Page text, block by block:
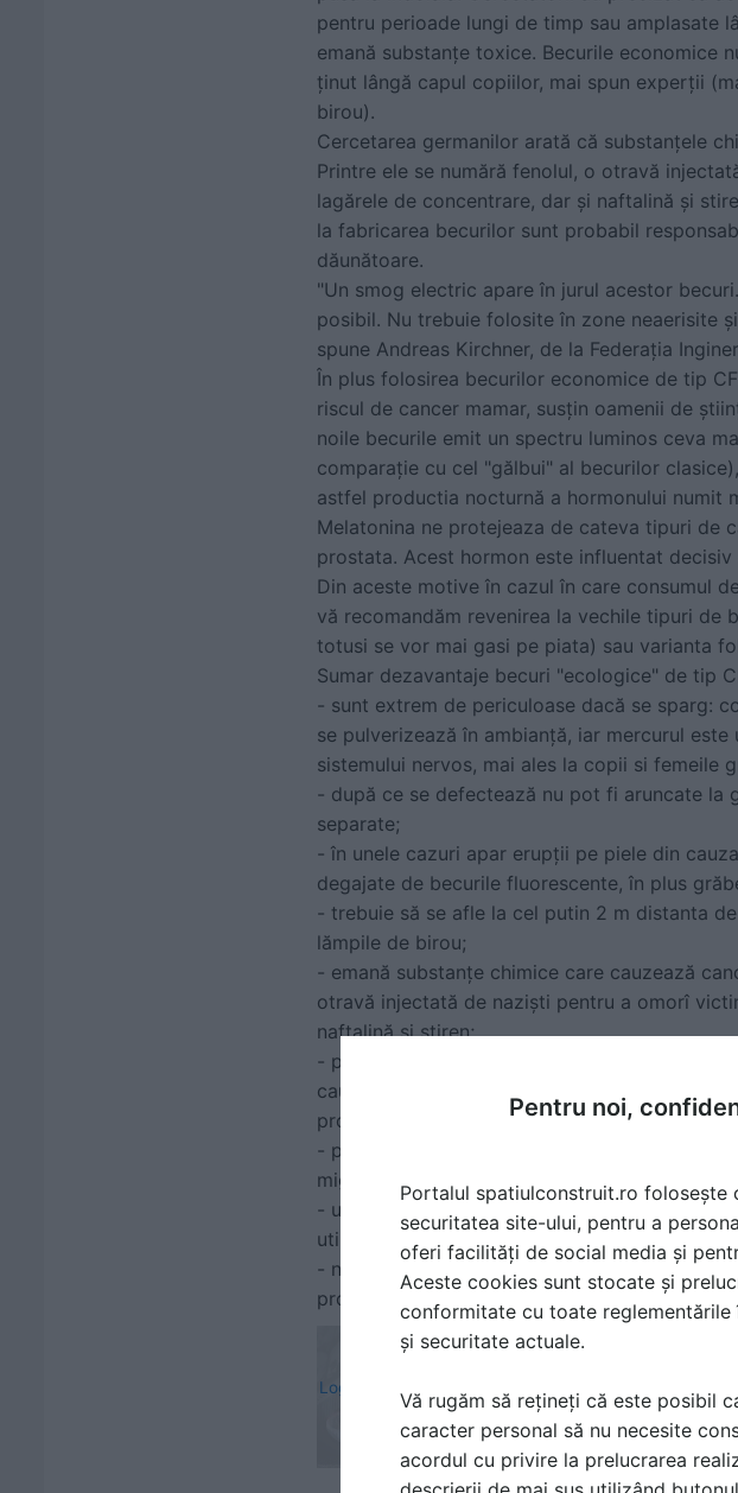
pentru perioade lungi de timp sau amplasate
emană substanţe toxice. Becurile economice
ţinut lângă capul copiilor, mai spun experţii
birou).
Cercetarea germanilor arată că substanţele
Printre ele se numără fenolul, o otravă
lagărele de concentrare, dar şi naftalină şi
la fabricarea becurilor sunt probabil
dăunătoare.
"Un smog electric apare în jurul acestor
posibil. Nu trebuie folosite în zone neaerisite
spune Andreas Kirchner, de la Federaţia
În plus folosirea becurilor economice de tip
riscul de cancer mamar, susţin oamenii de
noile becurile emit un spectru luminos ceva
comparaţie cu cel "gălbui" al becurilor
astfel productia nocturnă a hormonului numit
Melatonina ne protejeaza de cateva tipuri de
prostata. Acest hormon este influentat
Din aceste motive în cazul în care consumul
vă recomandăm revenirea la vechile tipuri de
totusi se vor mai gasi pe piata) sau varianta
Sumar dezavantaje becuri "ecologice" de tip
- sunt extrem de periculoase dacă se sparg:
se pulverizează în ambianţă, iar mercurul
sistemului nervos, mai ales la copii si femeile
- după ce se defectează nu pot fi aruncate la
separate;
- în unele cazuri apar erupţii pe piele din
degajate de becurile fluorescente, în plus
- trebuie să se afle la cel putin 2 m distanta
lămpile de birou;
- emană substanţe chimice care cauzează
otravă injectată de nazişti pentru a omorî
naftalină şi stiren;
- polueaza cu emisii electromagentice
cauzând efecte devastatoare asupra
produc boli organice, celulare, la nivelul
- provoaca migrene, neurologii constata tot
migrene din partea persoanelor expuse la
- unele becuri folosesc o tehnologie similară
utilizatori s-au plans din cauza efectelor "de
- nu pot fi folosite cu întrerupatoare cu leduri
provoca incendii."
Logheaza-te sa vezi
Pentru noi,
Portalul spatiulconstruit.ro folosește
securitatea site-ului, pentru a
oferi facilități de social media și
Aceste cookies sunt stocate și
conformitate cu toate
și securitate actuale.
Vă rugăm să rețineți că este posibil
caracter personal să nu necesite
acordul cu privire la prelucrarea